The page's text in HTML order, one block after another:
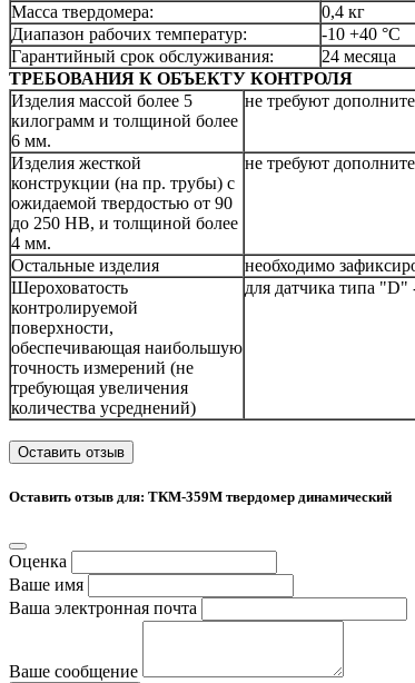
Масса твердомера:
0,4 кг
Диапазон рабочих температур:
-10 +40 °С
Гарантийный срок обслуживания:
24 месяца
ТРЕБОВАНИЯ К ОБЪЕКТУ КОНТРОЛЯ
Изделия массой более 5
килограмм и толщиной более
6 мм.
не требуют
Изделия жесткой
конструкции (на пр. трубы) с
ожидаемой твердостью от 90
до 250 НВ, и толщиной более
4 мм.
не требуют
Остальные изделия
необходимо
Шероховатость
контролируемой
поверхности,
обеспечивающая наибольшую
точность измерений (не
требующая увеличения
количества усреднений)
для датчика типа "D"
Оставить отзыв
Оставить отзыв для: ТКМ-359М твердомер динамический
Оценка
Ваше имя
Ваша электронная почта
Ваше сообщение